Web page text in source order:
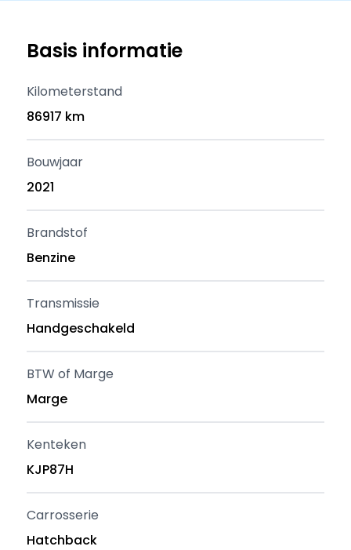
Basis informatie
Kilometerstand
86917 km
Bouwjaar
2021
Brandstof
Benzine
Transmissie
Handgeschakeld
BTW of Marge
Marge
Kenteken
KJP87H
Carrosserie
Hatchback